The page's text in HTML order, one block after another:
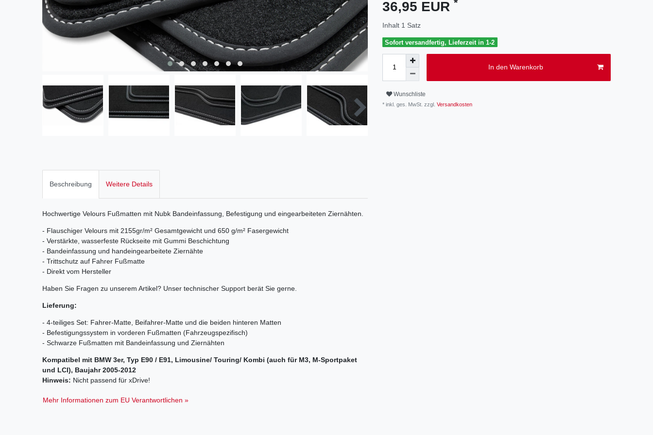
36,95 EUR *
Inhalt 1 Satz
Sofort versandfertig, Lieferzeit in 1-2
In den Warenkorb
Wunschliste
* inkl. ges. MwSt. zzgl. Versandkosten
Beschreibung Weitere Details
Hochwertige Velours Fußmatten mit Nubk Bandeinfassung, Befestigung und eingearbeiteten Ziernähten.
- Flauschiger Velours mit 2155gr/m² Gesamtgewicht und 650 g/m² Fasergewicht
- Verstärkte, wasserfeste Rückseite mit Gummi Beschichtung
- Bandeinfassung und handeingearbeitete Ziernähte
- Trittschutz auf Fahrer Fußmatte
- Direkt vom Hersteller
Haben Sie Fragen zu unserem Artikel? Unser technischer Support berät Sie gerne.
Lieferung:
- 4-teiliges Set: Fahrer-Matte, Beifahrer-Matte und die beiden hinteren Matten
- Befestigungssystem in vorderen Fußmatten (Fahrzeugspezifisch)
- Schwarze Fußmatten mit Bandeinfassung und Ziernähten
Kompatibel mit BMW 3er, Typ E90 / E91, Limousine/ Touring/ Kombi (auch für M3, M-Sportpaket
und LCI), Baujahr 2005-2012
Hinweis: Nicht passend für xDrive!
Mehr Informationen zum EU Verantwortlichen »